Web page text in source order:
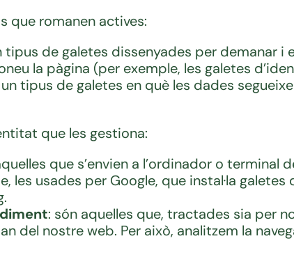
que romanen actives:
tipus de galetes dissenyades per demanar
la pàgina (per exemple, les galetes
un tipus de galetes en què les dades
que les gestiona:
que s’envien a l’ordinador o
les usades per Google, que instal·la
: són aquelles que, tractades sia per
del nostre web. Per això, analitzem la